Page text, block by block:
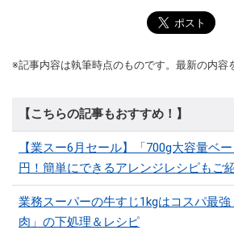
※記事内容は執筆時点のものです。最新の内容
【こちらの記事もおすすめ！】
【業スー6月セール】「700g大容量ベ
円！簡単にできるアレンジレシピもご
業務スーパーの牛すじ1kgはコスパ最
肉」の下処理＆レシピ